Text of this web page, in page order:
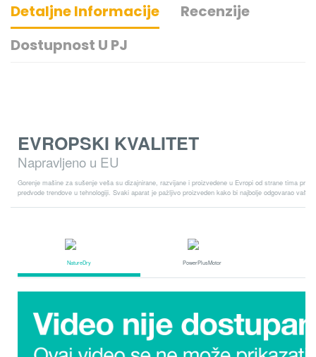
Detaljne Informacije
Recenzije
Dostupnost U PJ
EVROPSKI KVALITET
Napravljeno u EU
Gorenje mašine za sušenje veša su dizajnirane, razvijane i proizvedene u Evropi od strane tima
predvode trendove u tehnologiji. Svaki aparat je pažljivo proizveden kako bi najbolje odgovarao
NatureDry PowerPlusMotor